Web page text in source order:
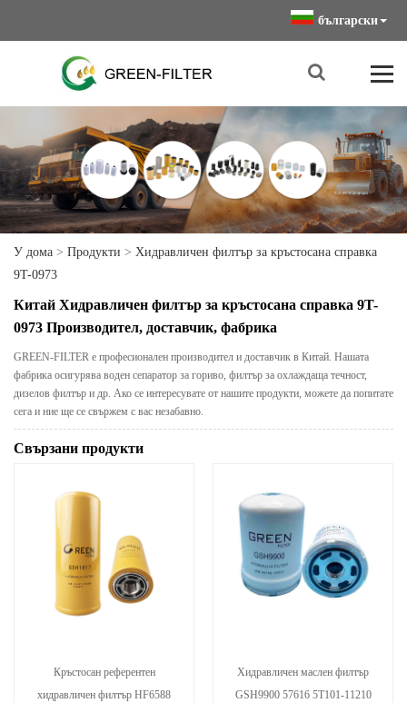
български
У дома > Продукти > Хидравличен филтър за кръстосана справка
9T-0973
Китай Хидравличен филтър за кръстосана справка 9T-
0973 Производител, доставчик, фабрика
GREEN-FILTER е професионален производител и доставчик в Китай. Нашата
фабрика осигурява воден сепаратор за гориво, филтър за охлаждаща течност,
дизелов филтър и др. Ако се интересувате от нашите продукти, можете да попитате
сега и ние ще се свържем с вас незабавно.
Свързани продукти
Кръстосан референтен
хидравличен филтър HF6588
Хидравличен маслен филтър
GSH9900 57616 5T101-11210